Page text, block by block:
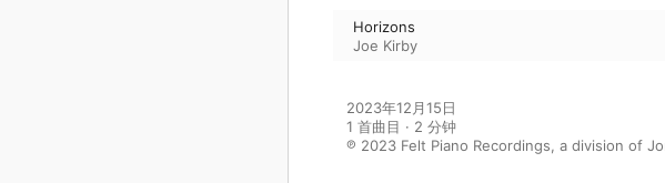
Horizons
Joe Kirby
2023年12月15日
1 首曲目 · 2 分钟
℗ 2023 Felt Piano Recordings, a division of